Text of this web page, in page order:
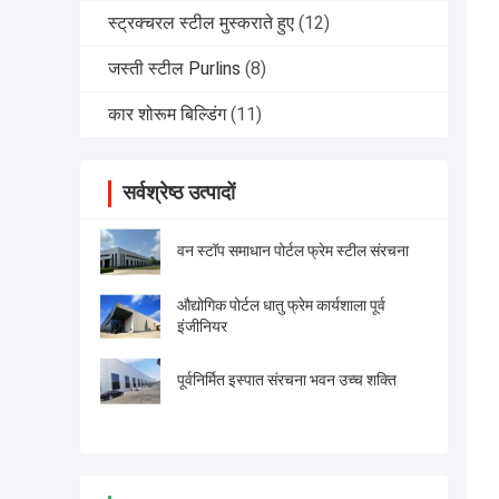
स्ट्रक्चरल स्टील मुस्कराते हुए (12)
जस्ती स्टील Purlins (8)
कार शोरूम बिल्डिंग (11)
सर्वश्रेष्ठ उत्पादों
वन स्टॉप समाधान पोर्टल फ्रेम स्टील संरचना
औद्योगिक पोर्टल धातु फ्रेम कार्यशाला पूर्व
इंजीनियर
पूर्वनिर्मित इस्पात संरचना भवन उच्च शक्ति